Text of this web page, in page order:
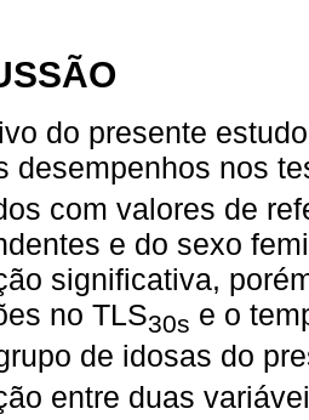
do presente
desempenhos nos
com valores de
e do sexo
significativa,
no TLS30s e o
de idosas do
entre duas